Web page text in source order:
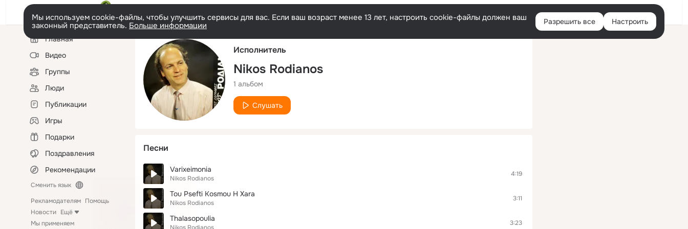
Русский Войти
Мы используем cookie-файлы, чтобы улучшить сервисы для вас. Если ваш возраст менее 13 лет, настроить cookie-файлы должен ваш
законный представитель. Больше информации Разрешить все Настроить
Левая
колонкаГлавная
Видео
Группы
Люди
Публикации
Игры
Подарки
Поздравления
Рекомендации
Сменить язык
Рекламодателям Помощь
Новости Ещё
Мы применяем
Исполнитель
Nikos Rodianos
1 альбом
Слушать
Песни
Varixeimonia
Nikos Rodianos
4:19
Tou Psefti Kosmou H Xara
Nikos Rodianos
3:11
Thalasopoulia 3:23